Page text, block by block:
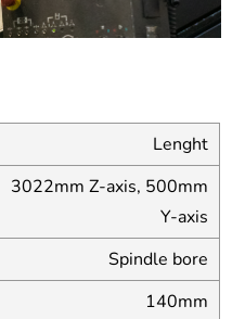
Lenght
3022mm Z-axis, 500mm
Y-axis
Spindle bore
140mm